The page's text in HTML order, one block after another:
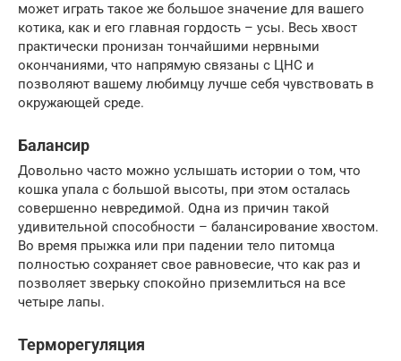
может играть такое же большое значение для вашего
котика, как и его главная гордость – усы. Весь хвост
практически пронизан тончайшими нервными
окончаниями, что напрямую связаны с ЦНС и
позволяют вашему любимцу лучше себя чувствовать в
окружающей среде.
Балансир
Довольно часто можно услышать истории о том, что
кошка упала с большой высоты, при этом осталась
совершенно невредимой. Одна из причин такой
удивительной способности – балансирование хвостом.
Во время прыжка или при падении тело питомца
полностью сохраняет свое равновесие, что как раз и
позволяет зверьку спокойно приземлиться на все
четыре лапы.
Терморегуляция